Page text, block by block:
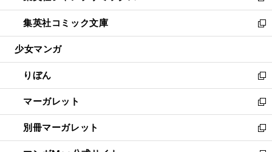
開
く
ウ
で
開
ン
ド
ウ
開
く
ウ
ィ
ン
ウ
で
開
く
し
い
ウ
ン
ド
ウ
で
開
く
集英社コミック文庫
新
し
ウ
ィ
ン
ド
ウ
で
開
少女マンガ
りぼん
新
し
い
ウ
ィ
ン
マーガレット
新
し
い
ウ
別冊マーガレット
新
し